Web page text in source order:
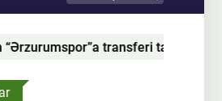
transferi tamamlanıb